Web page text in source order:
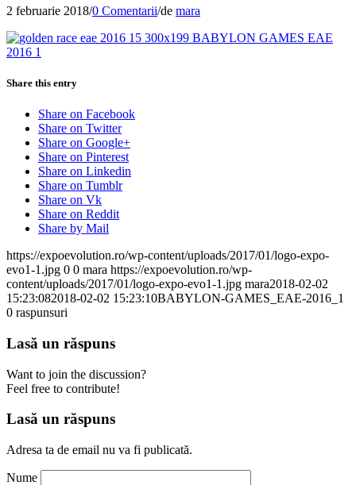
2 februarie 2018/0 Comentarii/de mara
Share this entry
Share on Facebook
Share on Twitter
Share on Google+
Share on Pinterest
Share on Linkedin
Share on Tumblr
Share on Vk
Share on Reddit
Share by Mail
https://expoevolution.ro/wp-content/uploads/2017/01/logo-expo-
evo1-1.jpg 0 0 mara https://expoevolution.ro/wp-
content/uploads/2017/01/logo-expo-evo1-1.jpg mara2018-02-02
15:23:082018-02-02 15:23:10BABYLON-GAMES_EAE-2016_1
0 raspunsuri
Lasă un răspuns
Want to join the discussion?
Feel free to contribute!
Lasă un răspuns
Adresa ta de email nu va fi publicată.
Nume